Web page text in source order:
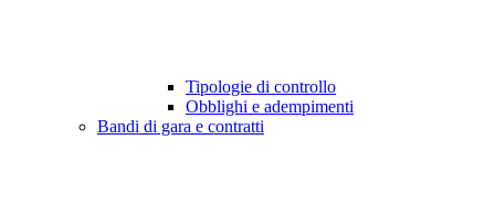
Tipologie di controllo
Obblighi e adempimenti
Bandi di gara e contratti